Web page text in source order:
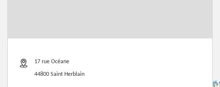
17 rue Océane
44800 Saint Herblain